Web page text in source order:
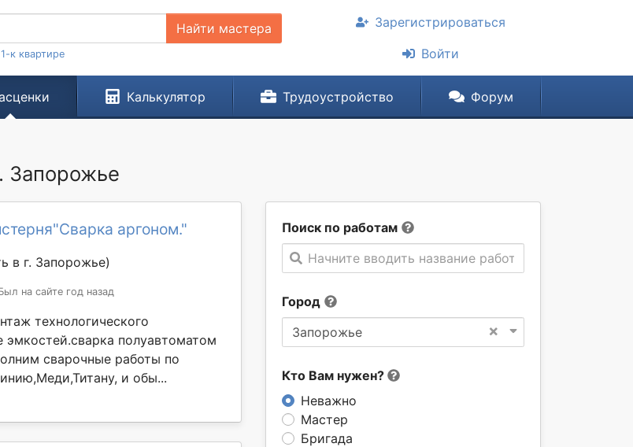
Найти мастера
к квартире
Зарегистрироваться
Войти
Калькулятор Трудоустройство Форум
Запорожье
Поиск по работам
Начните вводить название работы
Город
×
Запорожье
Кто Вам нужен?
Неважно
Мастер
Бригада
аргоном."
в г. Запорожье)
на сайте год назад
технологического
эмкостей.сварка полуавтоматом
сварочные работы по
и обы...